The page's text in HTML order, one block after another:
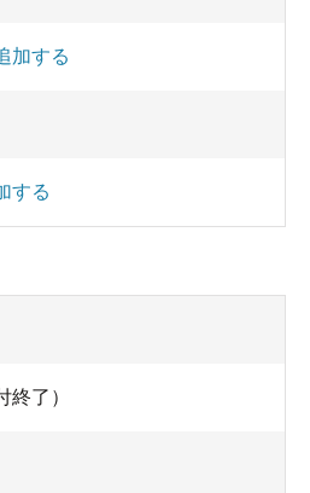
加する
する
終了）